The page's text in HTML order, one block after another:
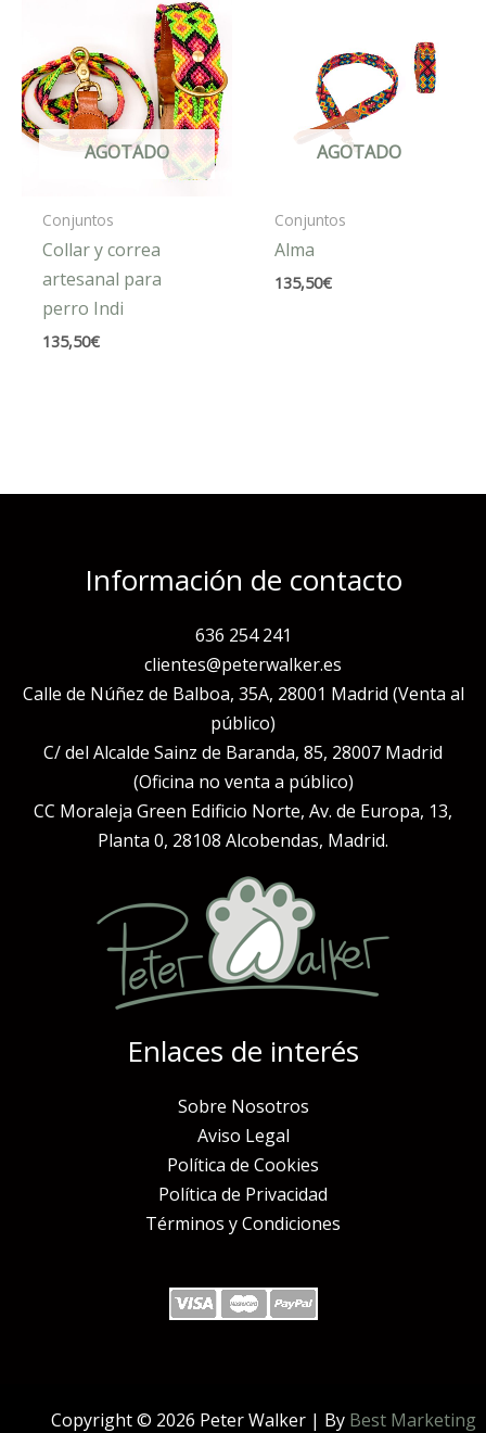
AGOTADO
Conjuntos
Collar y correa
artesanal para
perro Indi
135,50€
AGOTADO
Conjuntos
Alma
135,50€
Información de contacto
636 254 241
clientes@peterwalker.es
Calle de Núñez de Balboa, 35A, 28001 Madrid (Venta al
público)
C/ del Alcalde Sainz de Baranda, 85, 28007 Madrid
(Oficina no venta a público)
CC Moraleja Green Edificio Norte, Av. de Europa, 13,
Planta 0, 28108 Alcobendas, Madrid.
Enlaces de interés
Sobre Nosotros
Aviso Legal
Política de Cookies
Política de Privacidad
Términos y Condiciones
Copyright © 2026 Peter Walker | By Best Marketing